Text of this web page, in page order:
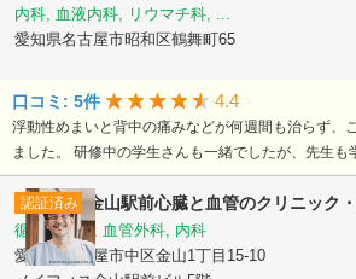
内科, 血液内科, リウマチ科, ...
愛知県名古屋市昭和区鶴舞町65
口コミ: 5件 4.4
浮動性めまいと背中の痛みなどが何週間も治らず、
ました。 研修中の学生さんも一緒でしたが、先生も
認証済み 金山駅前心臓と血管のクリニック
循環器内科, 血管外科, 内科
愛知県名古屋市中区金山1丁目15-10